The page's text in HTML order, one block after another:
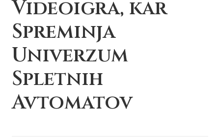
Videoigra, kar
Spreminja
Univerzum
Spletnih
Avtomatov